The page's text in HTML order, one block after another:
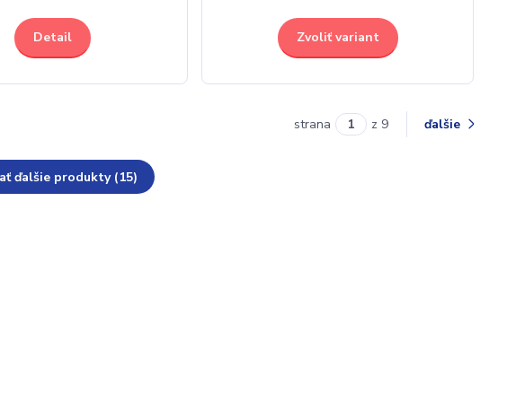
Detail Zvoliť variant
ďalšie produkty (15)
strana z 9 ďalšie